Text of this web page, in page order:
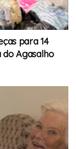
para 14
do Agasalho